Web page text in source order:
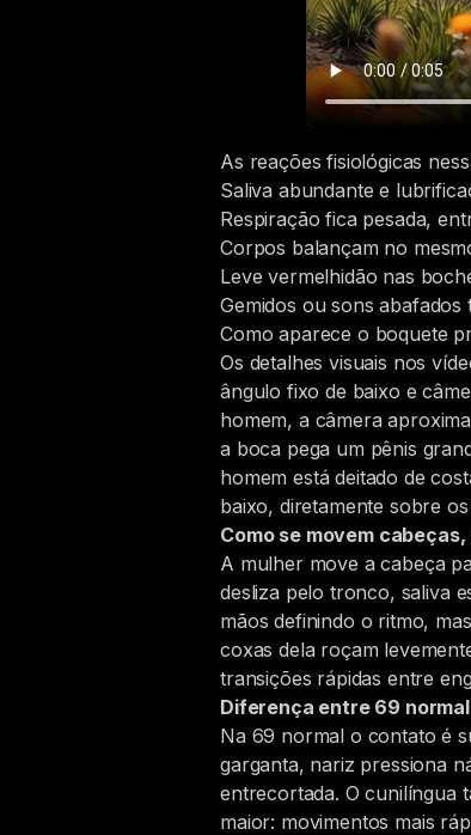
As reações fisiológicas
Saliva abundante e
Respiração fica pesada,
Corpos balançam no
Leve vermelhidão nas
Gemidos ou sons
Como aparece o boquete
Os detalhes visuais nos
ângulo fixo de baixo e
homem, a câmera
a boca pega um pênis
homem está deitado de
baixo, diretamente sobre
Como se movem
A mulher move a cabeça
desliza pelo tronco, saliva
mãos definindo o ritmo,
coxas dela roçam
transições rápidas entre
Diferença entre 69
Na 69 normal o contato é
garganta, nariz pressiona
entrecortada. O cunilíngua
maior: movimentos mais